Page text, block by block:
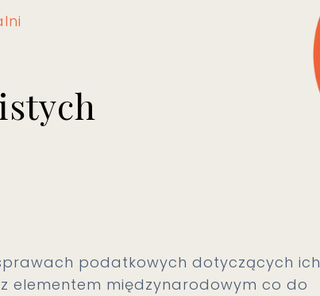
podatkowych dotyczących ich
elementem międzynarodowym co do